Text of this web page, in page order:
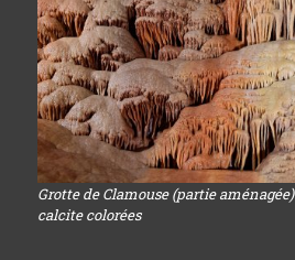
Grotte de Clamouse (partie
calcite colorées